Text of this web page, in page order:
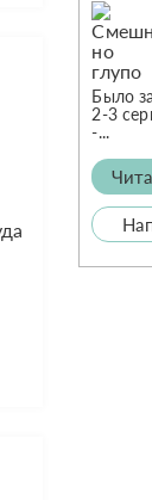
Было
2-3
-...